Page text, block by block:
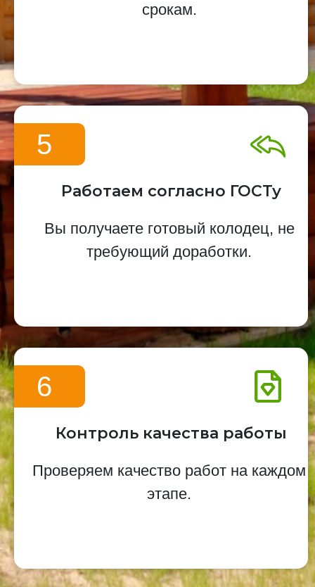
срокам.
5
Работаем согласно ГОСТу
Вы получаете готовый колодец, не
требующий доработки.
6
Контроль качества работы
Проверяем качество работ на каждом
этапе.